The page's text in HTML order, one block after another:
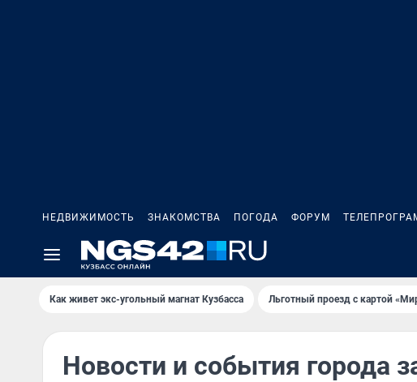
НЕДВИЖИМОСТЬ ЗНАКОМСТВА ПОГОДА ФОРУМ
Как живет экс-угольный магнат Кузбасса Льготный проезд с картой
Новости и события города